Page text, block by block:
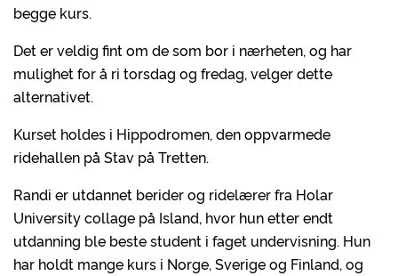
begge kurs.
Det er veldig fint om de som bor i nærheten, og har
mulighet for å ri torsdag og fredag, velger dette
alternativet.
Kurset holdes i Hippodromen, den oppvarmede
ridehallen på Stav på Tretten.
Randi er utdannet berider og ridelærer fra Holar
University collage på Island, hvor hun etter endt
utdanning ble beste student i faget undervisning. Hun
har holdt mange kurs i Norge, Sverige og Finland, og